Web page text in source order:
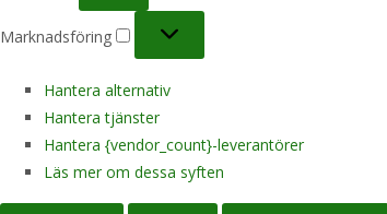
Marknadsföring
Hantera alternativ
Hantera tjänster
Hantera {vendor_count}-leverantörer
Läs mer om dessa syften